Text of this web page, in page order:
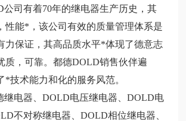
公司有着70年的继电器生产历史，其
性能*，该公司有效的质量管理体系是
力保证，其高品质水平*体现了德意志
质，可靠。都德DOLD销售伙伴遍
*技术能力和化的服务风范。
继电器、DOLD电压继电器、DOLD电
不对称继电器、DOLD相位继电器、